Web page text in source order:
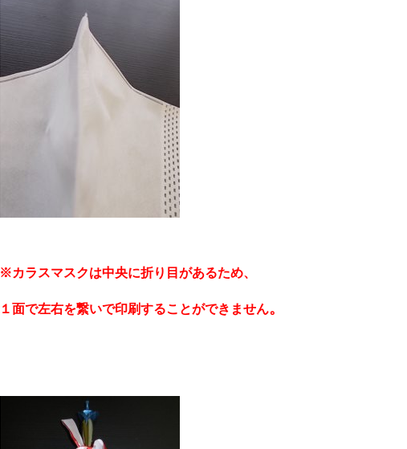
※カラスマスクは中央に折り目があるため、
１面で左右を繋いで印刷することができません。